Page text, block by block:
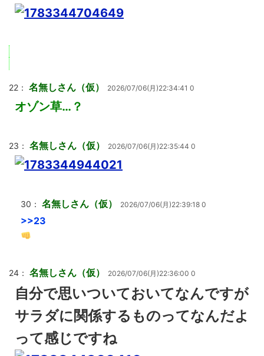
22： 名無しさん（仮） 2026/07/06(月)22:34:41 0
オゾン草…？
23： 名無しさん（仮） 2026/07/06(月)22:35:44 0
30： 名無しさん（仮） 2026/07/06(月)22:39:18 0
>>23
24： 名無しさん（仮） 2026/07/06(月)22:36:00 0
自分で思いついておいてなんですが
サラダに関係するものってなんだよ
って感じですね